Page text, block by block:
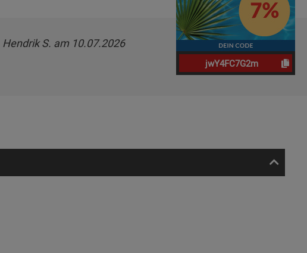
Hendrik S. am 10.07.2026
jwY4FC7G2m